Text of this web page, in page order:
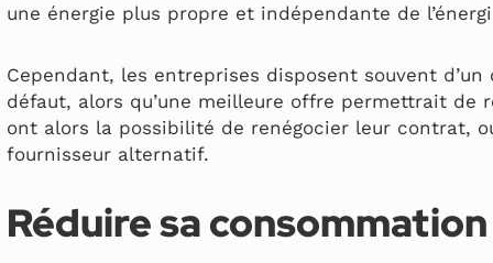
une énergie plus propre et indépendante de
Cependant, les entreprises disposent souvent
défaut, alors qu’une meilleure offre permettrait de
ont alors la possibilité de renégocier leur contrat,
fournisseur alternatif.
Réduire sa consommation